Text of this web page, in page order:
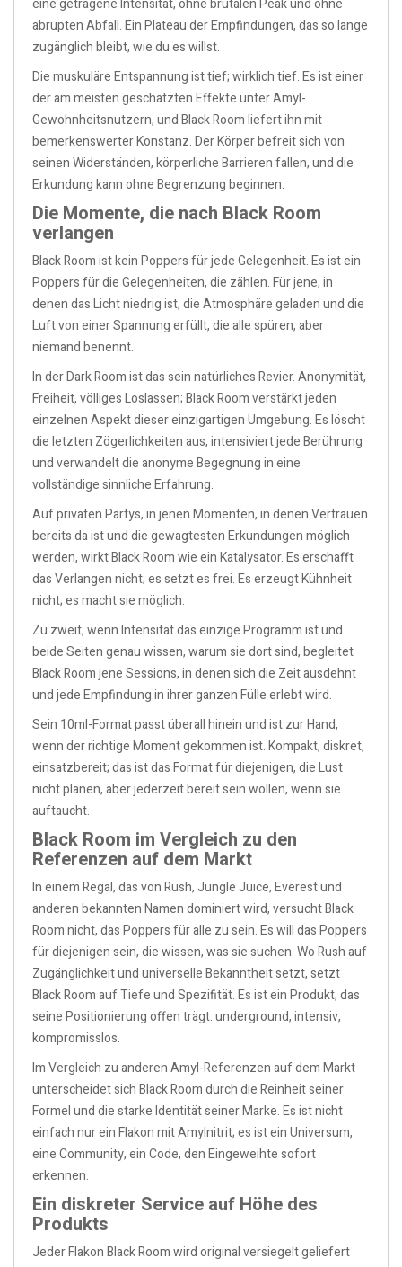
eine getragene Intensität, ohne brutalen Peak und ohne
abrupten Abfall. Ein Plateau der Empfindungen, das so lange
zugänglich bleibt, wie du es willst.
Die muskuläre Entspannung ist tief; wirklich tief. Es ist einer
der am meisten geschätzten Effekte unter Amyl-
Gewohnheitsnutzern, und Black Room liefert ihn mit
bemerkenswerter Konstanz. Der Körper befreit sich von
seinen Widerständen, körperliche Barrieren fallen, und die
Erkundung kann ohne Begrenzung beginnen.
Die Momente, die nach Black Room
verlangen
Black Room ist kein Poppers für jede Gelegenheit. Es ist ein
Poppers für die Gelegenheiten, die zählen. Für jene, in
denen das Licht niedrig ist, die Atmosphäre geladen und die
Luft von einer Spannung erfüllt, die alle spüren, aber
niemand benennt.
In der Dark Room ist das sein natürliches Revier. Anonymität,
Freiheit, völliges Loslassen; Black Room verstärkt jeden
einzelnen Aspekt dieser einzigartigen Umgebung. Es löscht
die letzten Zögerlichkeiten aus, intensiviert jede Berührung
und verwandelt die anonyme Begegnung in eine
vollständige sinnliche Erfahrung.
Auf privaten Partys, in jenen Momenten, in denen Vertrauen
bereits da ist und die gewagtesten Erkundungen möglich
werden, wirkt Black Room wie ein Katalysator. Es erschafft
das Verlangen nicht; es setzt es frei. Es erzeugt Kühnheit
nicht; es macht sie möglich.
Zu zweit, wenn Intensität das einzige Programm ist und
beide Seiten genau wissen, warum sie dort sind, begleitet
Black Room jene Sessions, in denen sich die Zeit ausdehnt
und jede Empfindung in ihrer ganzen Fülle erlebt wird.
Sein 10ml-Format passt überall hinein und ist zur Hand,
wenn der richtige Moment gekommen ist. Kompakt, diskret,
einsatzbereit; das ist das Format für diejenigen, die Lust
nicht planen, aber jederzeit bereit sein wollen, wenn sie
auftaucht.
Black Room im Vergleich zu den
Referenzen auf dem Markt
In einem Regal, das von Rush, Jungle Juice, Everest und
anderen bekannten Namen dominiert wird, versucht Black
Room nicht, das Poppers für alle zu sein. Es will das Poppers
für diejenigen sein, die wissen, was sie suchen. Wo Rush auf
Zugänglichkeit und universelle Bekanntheit setzt, setzt
Black Room auf Tiefe und Spezifität. Es ist ein Produkt, das
seine Positionierung offen trägt: underground, intensiv,
kompromisslos.
Im Vergleich zu anderen Amyl-Referenzen auf dem Markt
unterscheidet sich Black Room durch die Reinheit seiner
Formel und die starke Identität seiner Marke. Es ist nicht
einfach nur ein Flakon mit Amylnitrit; es ist ein Universum,
eine Community, ein Code, den Eingeweihte sofort
erkennen.
Ein diskreter Service auf Höhe des
Produkts
Jeder Flakon Black Room wird original versiegelt geliefert